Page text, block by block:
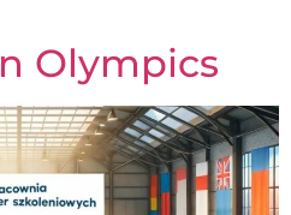
Olympics